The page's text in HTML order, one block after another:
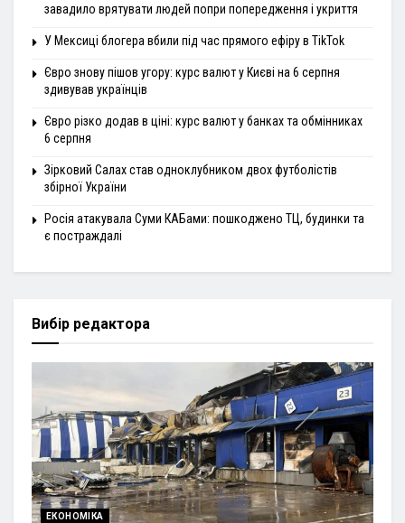
завадило врятувати людей попри попередження і укриття
У Мексиці блогера вбили під час прямого ефіру в TikTok
Євро знову пішов угору: курс валют у Києві на 6 серпня
здивував українців
Євро різко додав в ціні: курс валют у банках та обмінниках
6 серпня
Зірковий Салах став одноклубником двох футболістів
збірної України
Росія атакувала Суми КАБами: пошкоджено ТЦ, будинки та
є постраждалі
Вибір редактора
ЕКОНОМІКА